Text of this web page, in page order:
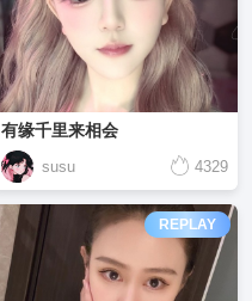
有缘千里来相会
susu 4329
REPLAY